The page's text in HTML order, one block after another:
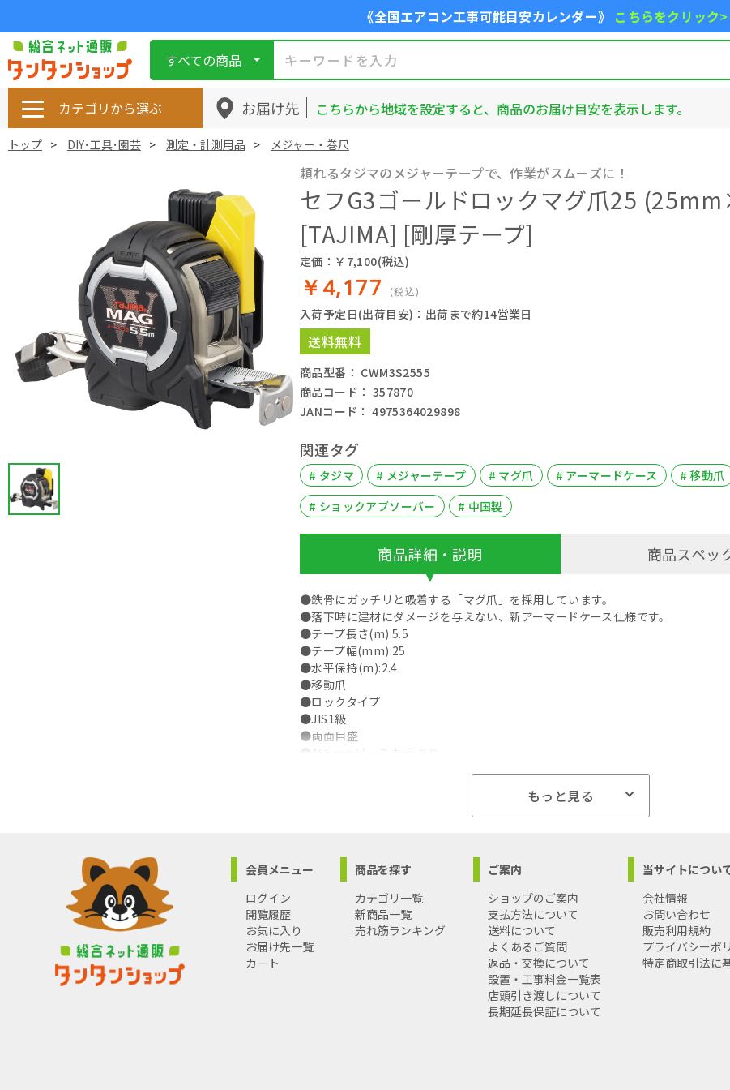
《全国エアコン工事可能目安カレンダー》 こちらをクリック>
すべての商品
カテゴリから選ぶ お届け先 こちらから地域を設定すると、商品のお届け目安を表示します。
トップ DIY･工具･園芸 測定・計測用品 メジャー・巻尺
頼れるタジマのメジャーテープで、作業がスムーズに！
セフG3ゴールドロックマグ爪25
[TAJIMA] [剛厚テープ]
定価：￥7,100(税込)
￥4,177 (税込)
入荷予定日(出荷目安)：出荷まで約14営業日
送料無料
商品型番： CWM3S2555
商品コード： 357870
JANコード： 4975364029898
関連タグ
# タジマ # メジャーテープ # マグ爪 # アーマードケース # 移動爪
# ショックアブソーバー
# 中国製
商品詳細・説明
●鉄骨にガッチリと吸着する「マグ爪」を採用しています。
●落下時に建材にダメージを与えない、新アーマードケース仕様です。
●テープ長さ(m):5.5
●テープ幅(mm):25
●水平保持(m):2.4
●移動爪
●ロックタイプ
●JIS1級
●両面目盛
●455mmピッチ表示:あり
もっと見る
商品スペッ
会員メニュー
ログイン
閲覧履歴
お気に入り
お届け先一覧
カート
商品を探す
カテゴリ一覧
新商品一覧
売れ筋ランキング
ご案内
ショップのご案内
支払方法について
送料について
よくあるご質問
返品・交換について
設置・工事料金一覧表
店頭引き渡しについて
長期延長保証について
当サイトについ
会社情報
お問い合わせ
販売利用規約
プライバシーポ
特定商取引法に